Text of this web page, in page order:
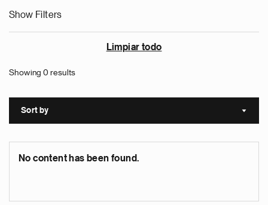
Show Filters
Limpiar todo
Showing 0 results
Sort by Sort
No content has been found.